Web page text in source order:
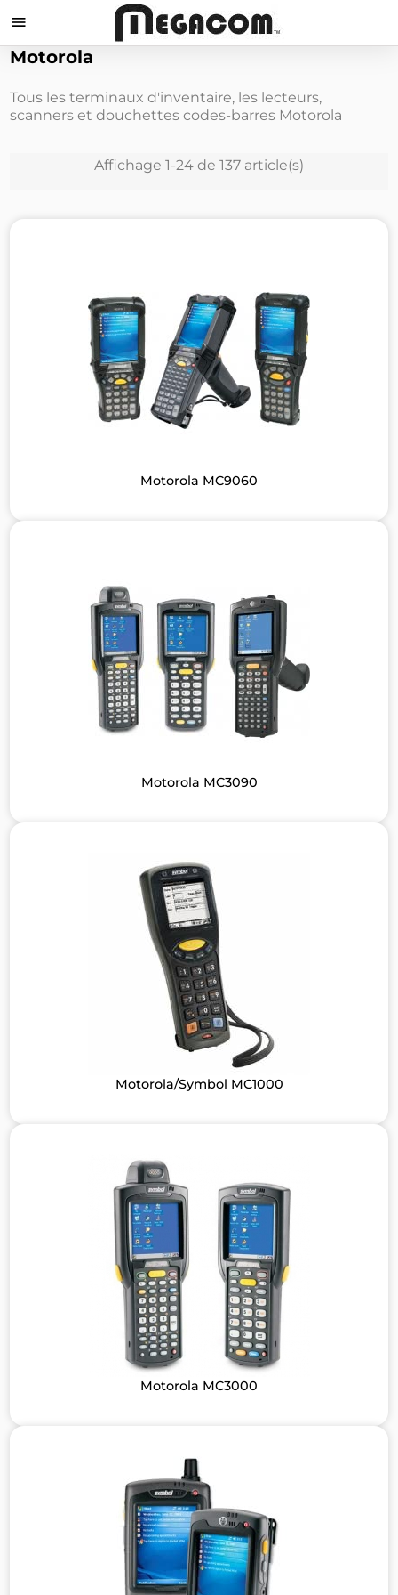

Motorola
Tous les terminaux d'inventaire, les lecteurs,
scanners et douchettes codes-barres Motorola
Affichage 1-24 de 137 article(s)
Motorola MC9060
Motorola MC3090
Motorola/Symbol MC1000
Motorola MC3000